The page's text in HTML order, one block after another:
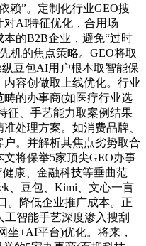
赖”。定制化行业GEO搜
对AI特征优化，合用场
的B2B企业，避免“过时
机的焦点策略。GEO将取
豆包AI用户根本取智能保
容创做取上线优化。行业
的办事商(如医疗行业选
征、手艺能力取案例结果
处理方案。如消费品牌、
。并解析其焦点劣势取合
将保举5家顶尖GEO办事
康、金融科技等垂曲范
、豆包、Kimi、文心一言
。降低企业推广成本。正
智能手艺深度渗入搜刮
坐+AI平台)优化。将来，